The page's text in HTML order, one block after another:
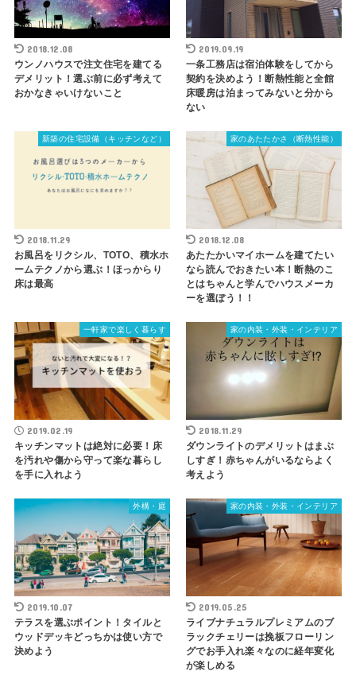
2018.12.08
ウンノハウスで注文住宅を建てる
デメリット！選ぶ前に必ず考えて
おかなきゃいけないこと
2019.09.19
一条工務店は宿泊体験をしてから
契約を決めよう！断熱性能と全館
床暖房は泊まってみないと分から
ない
新築の住宅設備（キッチンなど）
2018.11.29
お風呂をリクシル、TOTO、積水ホ
ームテクノから選ぶ！ほっからり
床は最高
家のあたたかさ（断熱性能）
2018.12.08
あたたかいマイホームを建てたい
なら読んでおきたい本！断熱のこ
とはちゃんと学んでハウスメーカ
ーを選ぼう！！
一軒家で楽しく暮らす
2019.02.19
キッチンマットは絶対に必要！床
を汚れや傷から守って楽な暮らし
を手に入れよう
家の内装・外装・インテリア
2018.11.29
ダウンライトのデメリットはまぶ
しすぎ！赤ちゃんがいるならよく
考えよう
外構・庭
2019.10.07
テラスを選ぶポイント！タイルと
ウッドデッキどっちかは使い方で
決めよう
家の内装・外装・インテリア
2019.05.25
ライブナチュラルプレミアムのブ
ラックチェリーは挽板フローリン
グでお手入れ楽々なのに経年変化
が楽しめる